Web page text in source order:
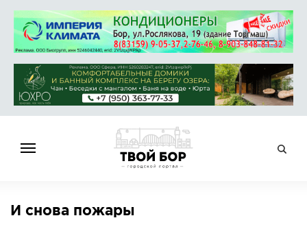
НОВОСТИ
И снова пожары